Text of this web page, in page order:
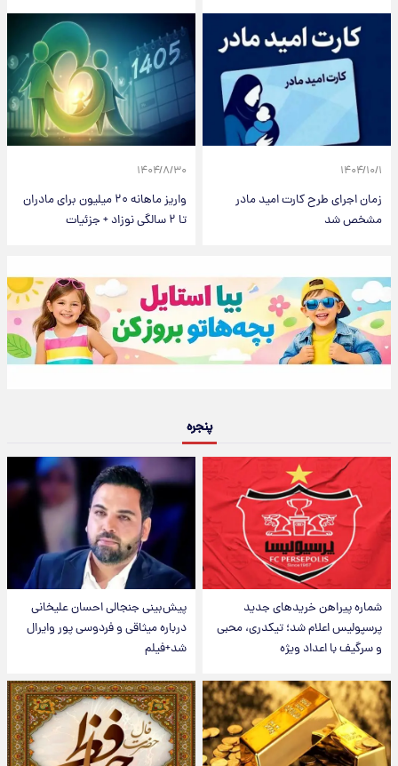
۱۴۰۴/۱۰/۱
زمان اجرای طرح کارت امید مادر
مشخص شد
۱۴۰۴/۸/۳۰
واریز ماهانه ۲۰ میلیون برای مادران
تا ۲ سالگی نوزاد + جزئیات
پنجره
شماره پیراهن خریدهای جدید
پرسپولیس اعلام شد؛ تیکدری، محبی
و سرگیف با اعداد ویژه
پیش‌بینی جنجالی احسان علیخانی
درباره میثاقی و فردوسی پور وایرال
شد+فیلم